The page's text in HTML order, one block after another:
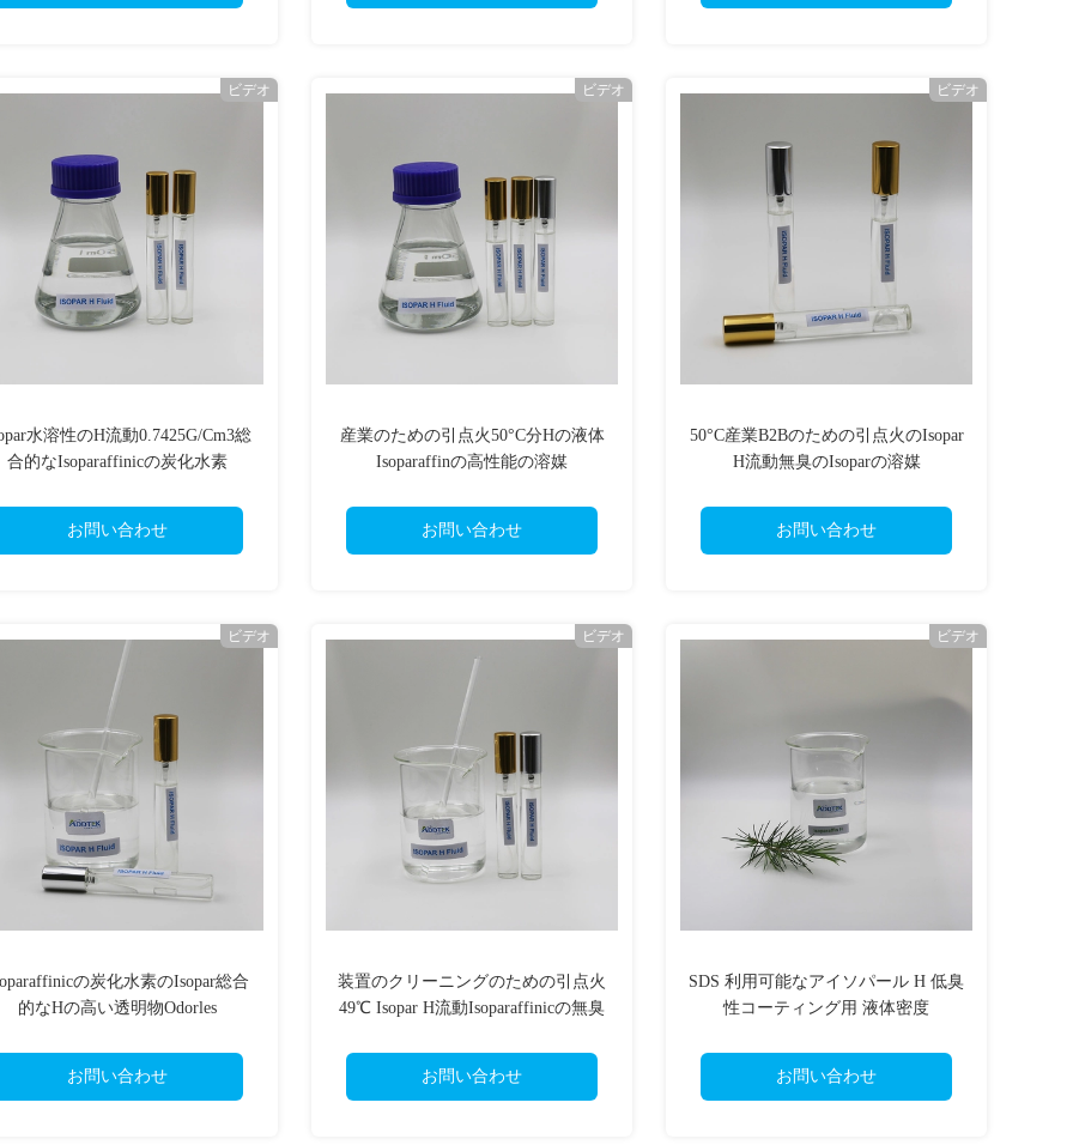
ビデオ
水溶性のH流動0.7425G/Cm3総
合的なIsoparaffinicの炭化水素
お問い合わせ
ビデオ
産業のための引点火50°C分Hの液体
Isoparaffinの高性能の溶媒
お問い合わせ
ビデオ
50°C産業B2Bのための引点火のIsopar
H流動無臭のIsoparの溶媒
お問い合わせ
ビデオ
の炭化水素のIsopar総合
的なHの高い透明物Odorles
お問い合わせ
ビデオ
装置のクリーニングのための引点火
49℃ Isopar H流動Isoparaffinicの無臭
お問い合わせ
ビデオ
SDS 利用可能なアイソパール H 低臭
性コーティング用 液体密度
お問い合わせ